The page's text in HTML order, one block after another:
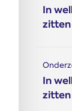
In
zitten
In
zitten